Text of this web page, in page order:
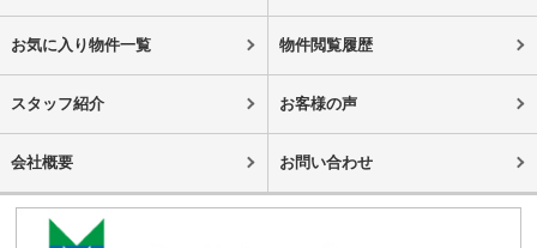
お気に入り物件一覧 物件閲覧履歴
スタッフ紹介 お客様の声
会社概要 お問い合わせ